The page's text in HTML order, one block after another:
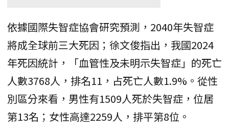
依據國際失智症協會研究預測，2040年失智症
將成全球前三大死因；徐文俊指出，我國2024
年死因統計，「血管性及未明示失智症」的死亡
人數3768人，排名11，占死亡人數1.9%。從性
別區分來看，男性有1509人死於失智症，位居
第13名；女性高達2259人，排平第8位。